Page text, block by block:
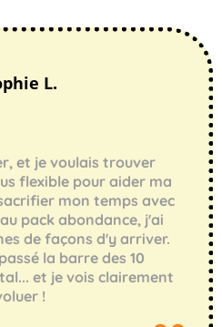
L.
et je voulais trouver
flexible pour aider ma
mon temps avec
pack abondance, j'ai
de façons d'y arriver.
la barre des 10
et je vois clairement
!